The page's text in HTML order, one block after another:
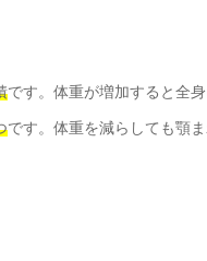
です。体重が増加すると全
です。体重を減らしても顎